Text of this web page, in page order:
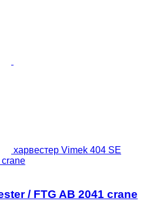
харвестер Vimek 404 SE
crane
/ FTG AB 2041 crane